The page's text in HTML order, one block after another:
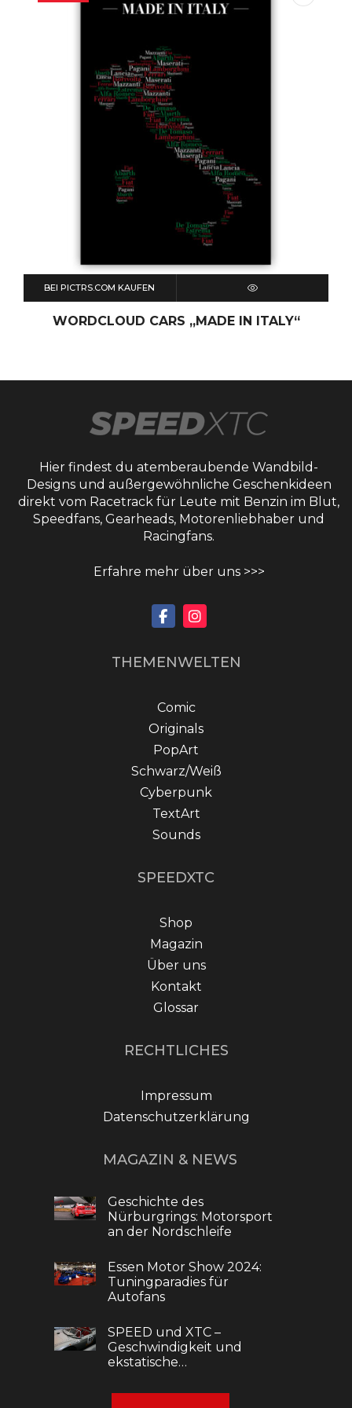
BEI PICTRS.COM KAUFEN
QUICK VIEW
WORDCLOUD CARS „MADE IN ITALY“
Hier findest du atemberaubende Wandbild-
Designs und außergewöhnliche Geschenkideen
direkt vom Racetrack für Leute mit Benzin im Blut,
Speedfans, Gearheads, Motorenliebhaber und
Racingfans.
Erfahre mehr über uns >>>
THEMENWELTEN
Comic
Originals
PopArt
Schwarz/Weiß
Cyberpunk
TextArt
Sounds
SPEEDXTC
Shop
Magazin
Über uns
Kontakt
Glossar
RECHTLICHES
Impressum
Datenschutzerklärung
MAGAZIN & NEWS
Geschichte des
Nürburgrings: Motorsport
an der Nordschleife
Essen Motor Show 2024:
Tuningparadies für
Autofans
SPEED und XTC –
Geschwindigkeit und
ekstatische…